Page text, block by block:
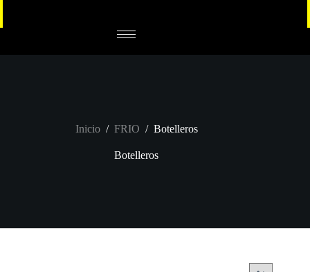
Inicio / FRIO / Botelleros
Botelleros